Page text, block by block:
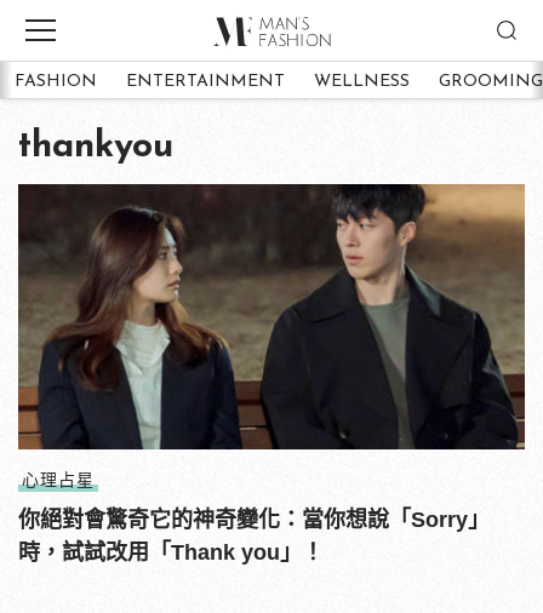
FASHION ENTERTAINMENT WELLNESS GROOMING
thankyou
心理占星
你絕對會驚奇它的神奇變化：當你想說「Sorry」
時，試試改用「Thank you」！